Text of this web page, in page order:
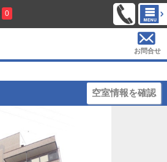
0
お問合せ
空室情報を確認